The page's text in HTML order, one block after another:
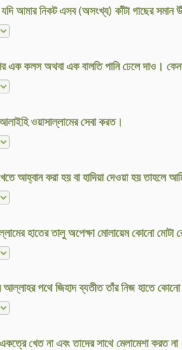
আমার নিকট এসব (অসংখ্য) কাঁটা গাছের
এক কলস অথবা এক বালতি পানি ঢেলে দাও।
ওয়াসাল্লামের সেবা করত।
আহ্বান করা হয় বা হাদিয়া দেওয়া হয় তাহলে
হাতের তালু অপেক্ষা মোলায়েম কোনো মোটা
পথে জিহাদ ব্যতীত তাঁর নিজ হাতে
খেত না এবং তাদের সাথে মেলামেশা